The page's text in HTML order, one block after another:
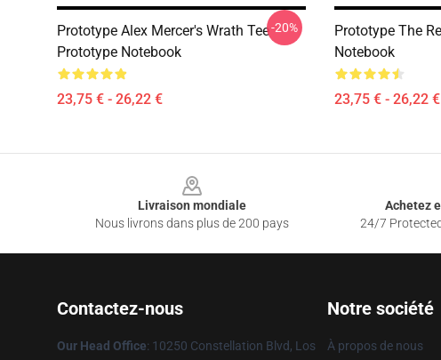
Prototype Alex Mercer's Wrath Tee
Prototype Notebook
23,75 € - 26,22 €
-20%
Prototype The
Notebook
23,75 € - 26,22 €
Livraison mondiale
Nous livrons dans plus de 200 pays
Achetez
24/7
Contactez-nous
Our Head Office: 10250 Constellation Blvd, Los
Notre société
À propos de nous